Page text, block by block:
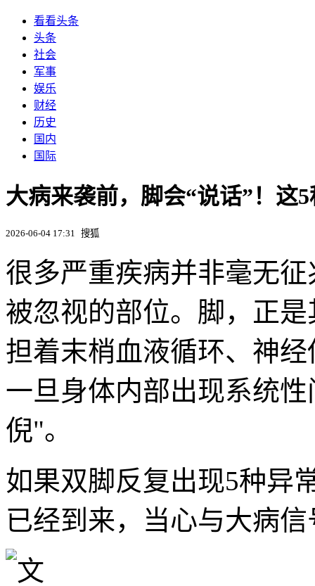
看看头条
头条
社会
军事
娱乐
财经
历史
国内
国际
大病来袭前，脚会“说话”！这
2026-06-04 17:31 搜狐
很多严重疾病并非毫无
被忽视的部位。脚，正
担着末梢血液循环、神
一旦身体内部出现系统
倪"。
如果双脚反复出现5种异
已经到来，当心与大病